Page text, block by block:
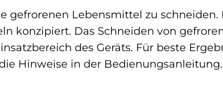
gefrorenen Lebensmittel zu
konzipiert. Das Schneiden von
des Geräts. Für beste
Hinweise in der Bedienungsanleitung.